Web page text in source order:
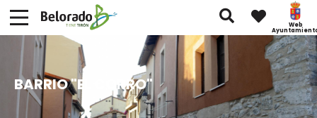
Web
BARRIO "EL CORRO"